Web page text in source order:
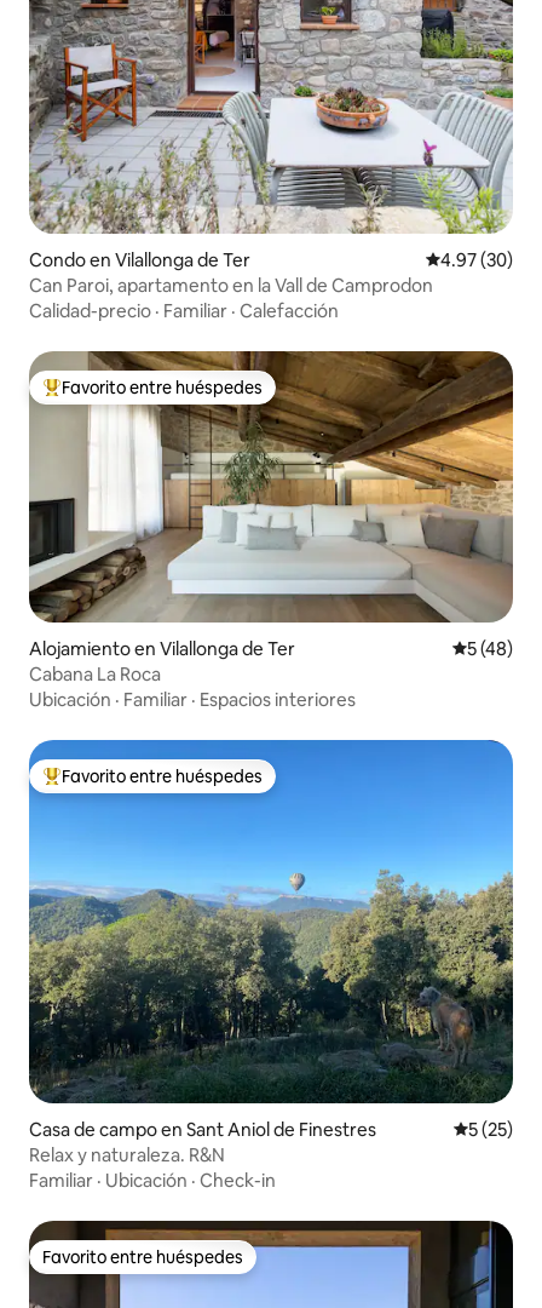
Condo en Vilallonga de Ter Calificación
4.97 (30)
Can Paroi, apartamento en la Vall de Camprodon
Calidad-precio · Familiar · Calefacción
Favorito entre huéspedes preferido
Favorito entre huéspedes
Alojamiento en Vilallonga de Ter
5 (48)
Cabana La Roca
Ubicación · Familiar · Espacios interiores
Favorito entre huéspedes preferido
Favorito entre huéspedes
Casa de campo en Sant Aniol de Finestres
5 (25)
Relax y naturaleza. R&N
Familiar · Ubicación · Check-in
Favorito entre huéspedes
Favorito entre huéspedes